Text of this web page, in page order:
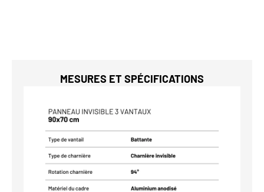
MESURES ET SPÉCIFICATIONS